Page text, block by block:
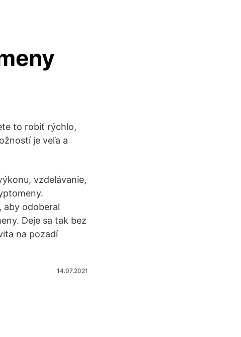
to robiť rýchlo,
je veľa a
vzdelávanie,
aby odoberal
Deje sa tak bez
na pozadí
14.07.2021